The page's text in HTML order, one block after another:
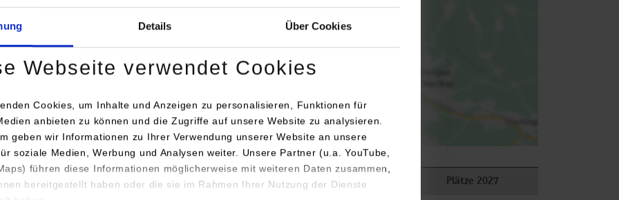
Details Über Cookies
Webseite verwendet Cookies
Cookies, um Inhalte und Anzeigen zu personalisieren, Funktionen für
anbieten zu können und die Zugriffe auf unsere Website zu analysieren.
geben wir Informationen zu Ihrer Verwendung unserer Website an unsere
soziale Medien, Werbung und Analysen weiter. Unsere Partner (u.a. YouTube,
führen diese Informationen möglicherweise mit weiteren Daten zusammen,
bereitgestellt haben oder die sie im Rahmen Ihrer Nutzung der Dienste
Dauerhaft aktivieren Einmalig aktivieren
Anschrift / Ansprechperson Bemerkungen Plätze 2026 Plätze 2027